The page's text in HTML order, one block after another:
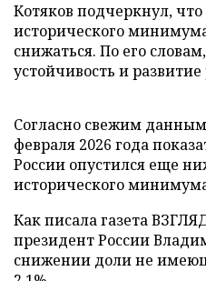
Котяков подчеркнул,
исторического
снижаться. По его
устойчивость и
Согласно свежим
февраля 2026 года
России опустился еще
исторического
Как писала газета
президент России
снижении доли не